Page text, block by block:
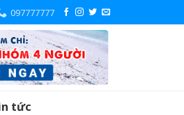
097777777
tức